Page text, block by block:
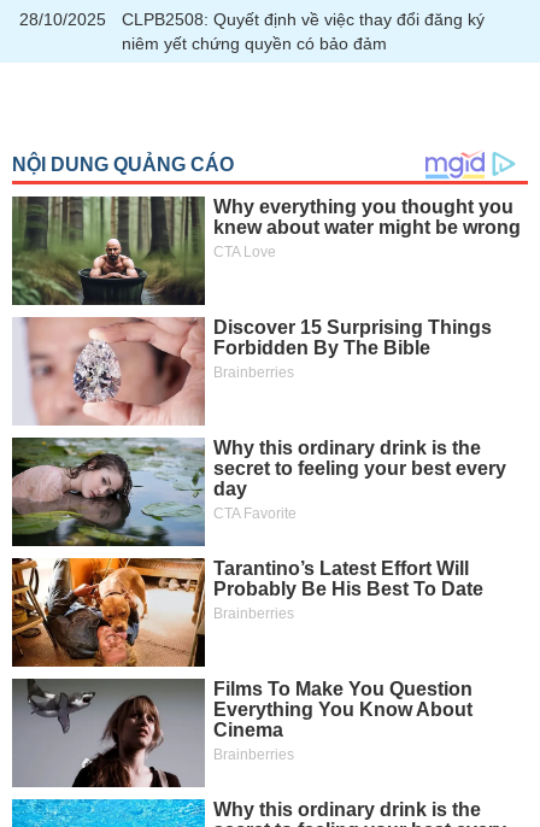
28/10/2025
CLPB2508: Quyết định về việc thay đổi đăng ký
niêm yết chứng quyền có bảo đảm